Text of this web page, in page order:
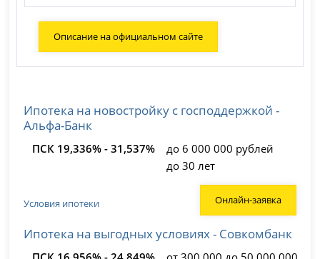
Описание на официальном сайте
Ипотека на новостройку с господдержкой -
Альфа-Банк
ПСК 19,336% - 31,537%
до 6 000 000 рублей
до 30 лет
Условия ипотеки Онлайн-заявка
Ипотека на выгодных условиях - Совкомбанк